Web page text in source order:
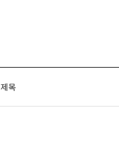
제목